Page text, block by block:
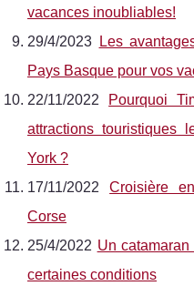
vacances inoubliables!
29/4/2023
Les
Pays Basque pour vos
22/11/2022
Pourquoi
attractions touristiques
York ?
17/11/2022Croisière
Corse
25/4/2022 Un
certaines conditions